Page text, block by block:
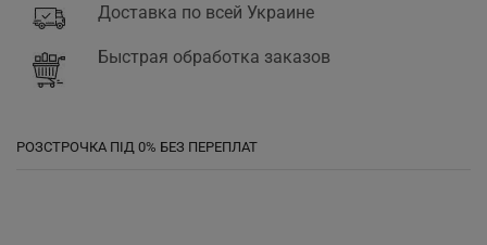
Доставка по всей Украине
Быстрая обработка заказов
РОЗСТРОЧКА ПІД 0% БЕЗ ПЕРЕПЛАТ